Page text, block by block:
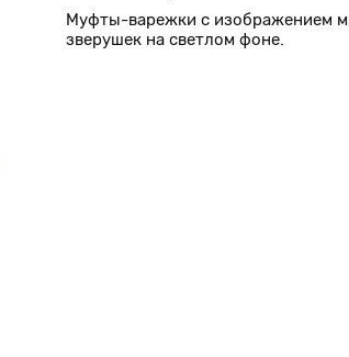
Муфты-варежки с изображением
зверушек на светлом фоне.